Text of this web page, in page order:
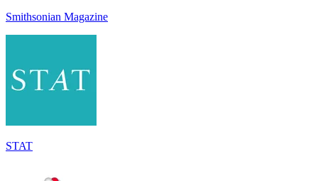
Smithsonian Magazine
STAT